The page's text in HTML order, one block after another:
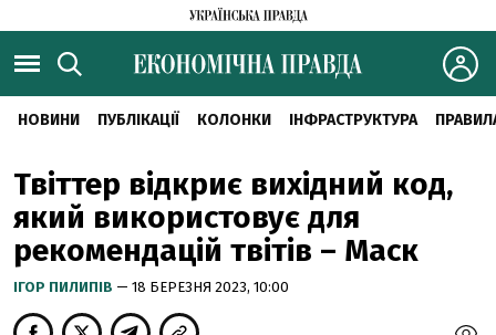
НОВИНИ ПУБЛІКАЦІЇ КОЛОНКИ ІНФРАСТРУКТУРА
Твіттер відкриє вихідний код,
який використовує для
рекомендацій твітів – Маск
ІГОР ПИЛИПІВ — 18 БЕРЕЗНЯ 2023, 10:00